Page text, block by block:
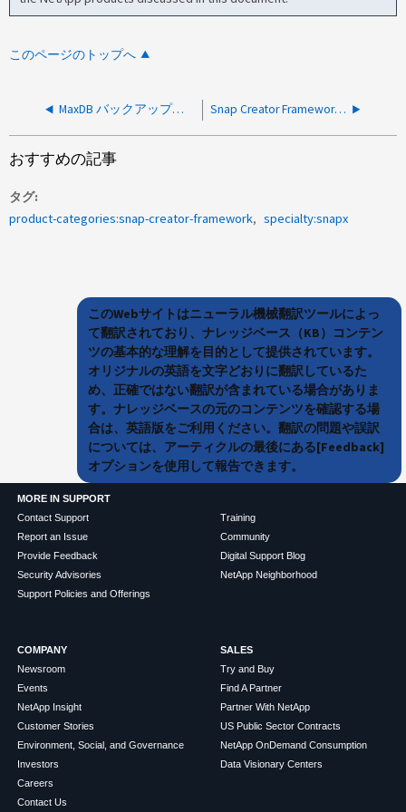
このページのトップへ
MaxDB バックアップ用 Snap Creator フレームワークが、 watchdog が強制終了した状態で失敗します 実行中の処理です Snap Creator Framework スケジューラが前回の実行時間を更新しません
おすすめの記事
タグ
product-categories:snap-creator-framework
specialty:snapx
このWebサイトはニューラル機械翻訳ツールによっ
て翻訳されており、ナレッジベース（KB）コンテン
ツの基本的な理解を目的として提供されています。
オリジナルの英語を文字どおりに翻訳しているた
め、正確ではない翻訳が含まれている場合がありま
す。ナレッジベースの元のコンテンツを確認する場
合は、英語版をご利用ください。翻訳の問題や誤訳
については、アーティクルの最後にある[Feedback]
オプションを使用して報告できます。
MORE IN SUPPORT
Contact Support
Report an Issue
Provide Feedback
Security Advisories
Support Policies and Offerings
Training
Community
Digital Support Blog
NetApp Neighborhood
COMPANY
Newsroom
Events
NetApp Insight
Customer Stories
Environment, Social, and Governance
Investors
Careers
Contact Us
SALES
Try and Buy
Find A Partner
Partner With NetApp
US Public Sector Contracts
NetApp OnDemand Consumption
Data Visionary Centers